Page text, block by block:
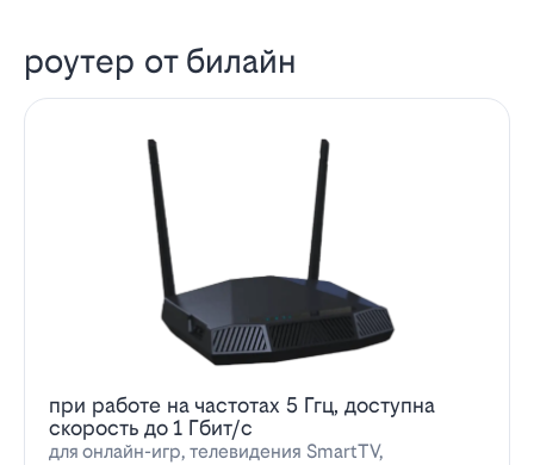
роутер от билайн
при работе на частотах 5 Ггц, доступна
скорость до 1 Гбит/с
для онлайн-игр, телевидения SmartTV,